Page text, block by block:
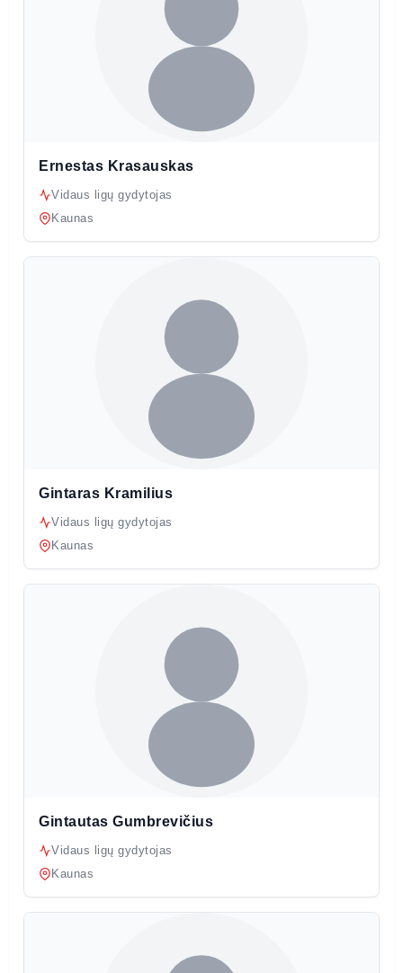
Ernestas Krasauskas
Vidaus ligų gydytojas
Kaunas
Gintaras Kramilius
Vidaus ligų gydytojas
Kaunas
Gintautas Gumbrevičius
Vidaus ligų gydytojas
Kaunas